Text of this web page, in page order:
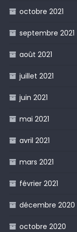
octobre 2021
septembre 2021
août 2021
juillet 2021
juin 2021
mai 2021
avril 2021
mars 2021
février 2021
décembre 2020
octobre 2020